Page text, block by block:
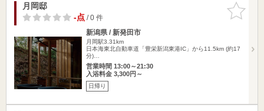
お気に入
りに追加
月岡邸
-点/ 0 件
新潟県 / 新発田市
月岡駅3.31km
日本海東北自動車道「豊栄新潟東港IC」から11.5km (約17
分)…
営業時間 13:00～21:30
入浴料金 3,300円～
日帰り